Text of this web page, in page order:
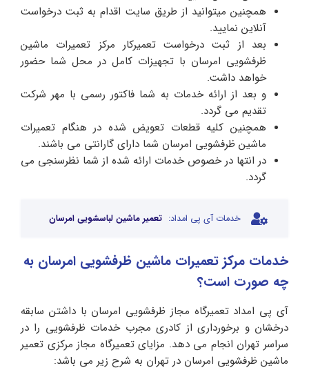
همچنین میتوانید از طریق سایت اقدام به ثبت درخواست
آنلاین نمایید.
بعد از ثبت درخواست تعمیرکار مرکز تعمیرات ماشین
ظرفشویی امرسان با تجهیزات کامل در محل شما حضور
خواهد داشت.
و بعد از ارائه خدمات به شما فاکتور رسمی با مهر شرکت
تقدیم می گردد.
همچنین کلیه قطعات تعویض شده در هنگام تعمیرات
ماشین ظرفشویی امرسان شما دارای گارانتی می باشند.
در انتها در خصوص خدمات ارائه شده از شما نظرسنجی می
گردد.
خدمات آی پی امداد: تعمیر ماشین لباسشویی امرسان
خدمات مرکز تعمیرات ماشین ظرفشویی امرسان به
چه صورت است؟
آی پی امداد تعمیرگاه مجاز ظرفشویی امرسان با داشتن سابقه
درخشان و برخورداری از کادری مجرب خدمات ظرفشویی را در
سراسر تهران انجام می دهد. مزایای تعمیرگاه مجاز مرکزی تعمیر
ماشین ظرفشویی امرسان در تهران به شرح زیر می باشد: